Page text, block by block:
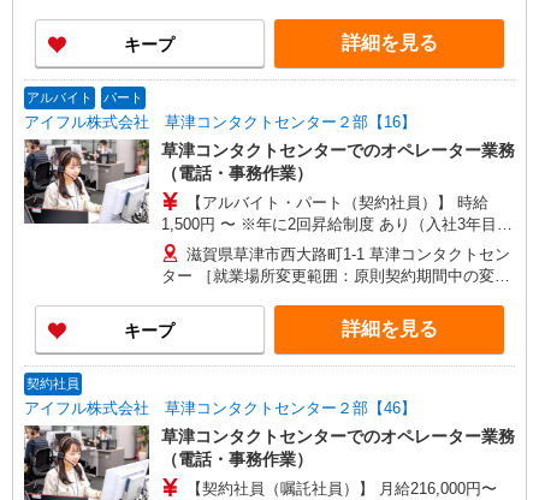
キープ 詳細を見る
アルバイト パート
アイフル株式会社 草津コンタクトセンター２部【16】
草津コンタクトセンターでのオペレーター業務
（電話・事務作業）
【アルバイト・パート（契約社員）】 時給
1,500円 〜 ※年に2回昇給制度 あり（入社3年目か
ら支給） ★時間外勤務手当（1分単位で全額支
給）
滋賀県草津市西大路町1-1 草津コンタクトセン
ター ［就業場所変更範囲：原則契約期間中の変更
キープ 詳細を見る
契約社員
アイフル株式会社 草津コンタクトセンター２部【46】
草津コンタクトセンターでのオペレーター業務
（電話・事務作業）
【契約社員（嘱託社員）】 月給216,000円〜